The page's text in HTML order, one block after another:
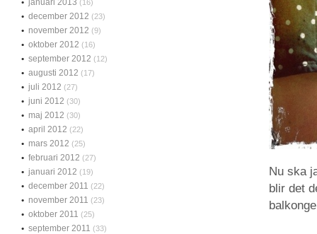
Nu ska
blir det
januari 2013 (16)
december 2012 (23)
november 2012 (9)
oktober 2012 (16)
september 2012 (12)
augusti 2012 (17)
juli 2012 (27)
juni 2012 (30)
maj 2012 (30)
april 2012 (22)
mars 2012 (25)
februari 2012 (27)
januari 2012 (19)
december 2011 (22)
november 2011 (23)
oktober 2011 (25)
september 2011 (33)